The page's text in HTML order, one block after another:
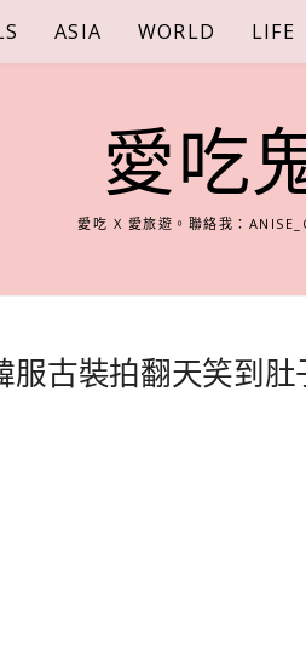
ASIA WORLD LIFE
愛吃
愛吃 X 愛旅遊。聯絡我：
服古裝拍翻天笑到肚